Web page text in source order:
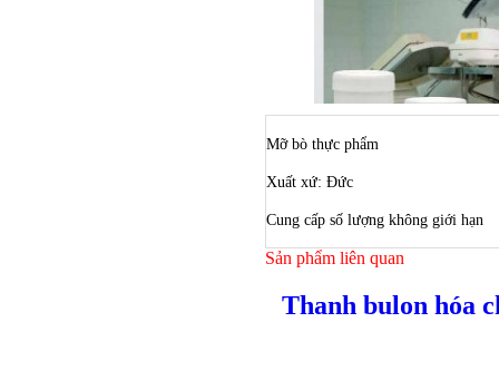
Bulong
Mỡ bò thực phẩm
Xuất xứ: Đức
Cung cấp số lượng không giới hạn
Sản phẩm liên quan
Thanh bulon hóa